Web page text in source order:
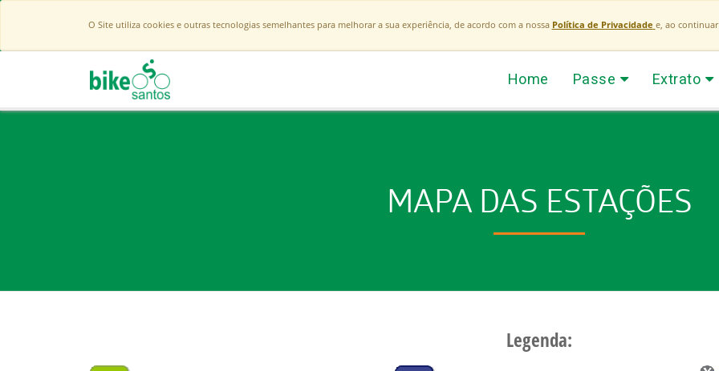
O Site utiliza cookies e outras tecnologias semelhantes para melhorar a sua experiência, de acordo com a nossa Política de Privacidade e, ao
Home Passe Extrato
MAPA DAS ESTAÇÕES
Legenda: